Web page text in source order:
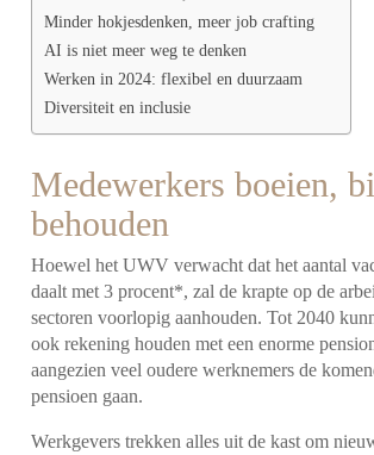
Minder hokjesdenken, meer job crafting
AI is niet meer weg te denken
Werken in 2024: flexibel en duurzaam
Diversiteit en inclusie
Medewerkers boeien,
behouden
Hoewel het UWV verwacht dat het aantal
daalt met 3 procent*, zal de krapte op de
sectoren voorlopig aanhouden. Tot 2040
ook rekening houden met een enorme
aangezien veel oudere werknemers de
pensioen gaan.
Werkgevers trekken alles uit de kast om